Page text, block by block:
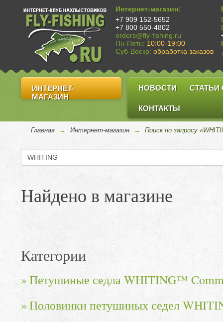
Интернет-магазин:
+7 909 152-5652
+7 800 550-4802
orders@fly-fishing.ru
Пн-Пятн: 10:00-19:00
Суб-Воскр: обработка заказов
ИНТЕРНЕТ-
МАГАЗИН
НОВОСТИ СТАТЬИ
КОНТАКТЫ
Главная → Интернет-магазин → Поиск по запросу
Найдено в магазине
Категории
Петушиные седла WHITING™
Половинки петушиных седел